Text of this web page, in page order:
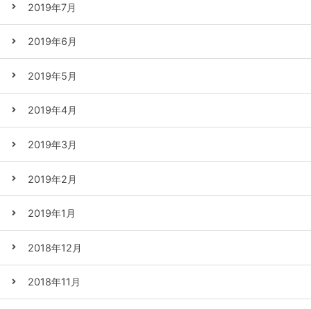
2019年7月
2019年6月
2019年5月
2019年4月
2019年3月
2019年2月
2019年1月
2018年12月
2018年11月